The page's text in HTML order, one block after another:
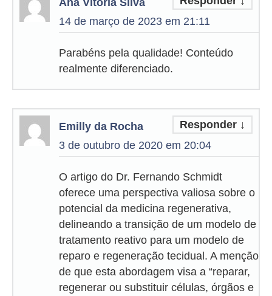
Ana Vitória Silva
14 de março de 2023 em 21:11
Parabéns pela qualidade! Conteúdo
realmente diferenciado.
Emilly da Rocha
3 de outubro de 2020 em 20:04
Responder ↓
O artigo do Dr. Fernando Schmidt
oferece uma perspectiva valiosa sobre o
potencial da medicina regenerativa,
delineando a transição de um modelo de
tratamento reativo para um modelo de
reparo e regeneração tecidual. A menção
de que esta abordagem visa a “reparar,
regenerar ou substituir células, órgãos e